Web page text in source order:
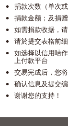
捐款次数（单次
捐款金额；及捐
如需捐款收据，
请於提交表格前
如选择以信用咭
上付款平台
交易完成后，您
确认信息及提交
谢谢您的支持！